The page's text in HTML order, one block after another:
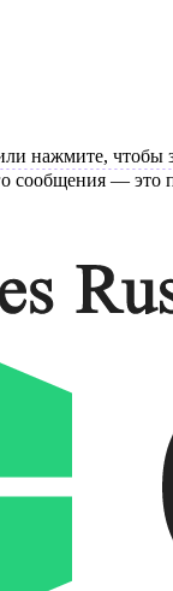
нажмите, чтобы
сообщения — это